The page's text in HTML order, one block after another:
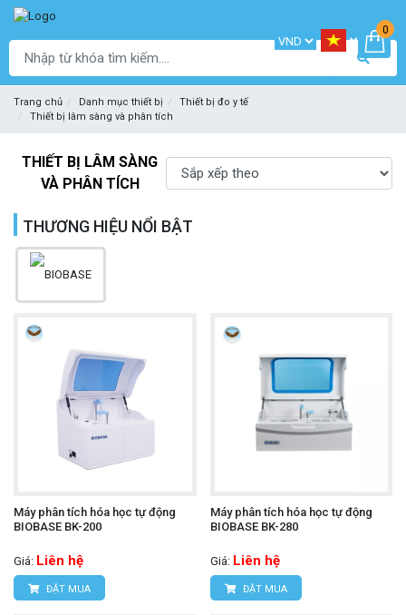
0
Trang chủ Danh mục thiết bị
Thiết bị đo y tế
Thiết bị lâm sàng và phân tích
THIẾT BỊ LÂM SÀNG
VÀ PHÂN TÍCH
THƯƠNG HIỆU NỔI BẬT
Máy phân tích hóa học tự động
BIOBASE BK-200
Giá: Liên hệ
ĐẶT MUA
Máy phân tích hóa học tự động
BIOBASE BK-280
Giá: Liên hệ
ĐẶT MUA